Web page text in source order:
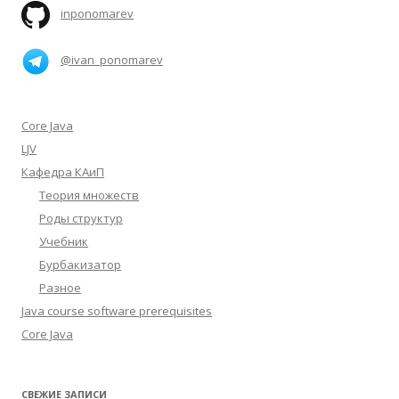
inponomarev
@ivan_ponomarev
Core Java
LJV
Кафедра КАиП
Теория множеств
Роды структур
Учебник
Бурбакизатор
Разное
Java course software prerequisites
Core Java
СВЕЖИЕ ЗАПИСИ